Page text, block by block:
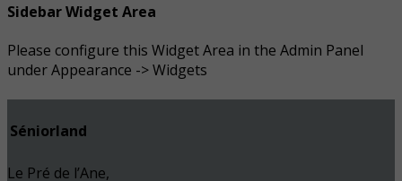
Sidebar Widget Area
Please configure this Widget Area in the Admin Panel
under Appearance -> Widgets
Séniorland
Le Pré de l’Ane,